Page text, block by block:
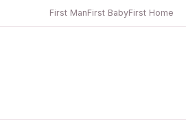
First ManFirst BabyFirst Home